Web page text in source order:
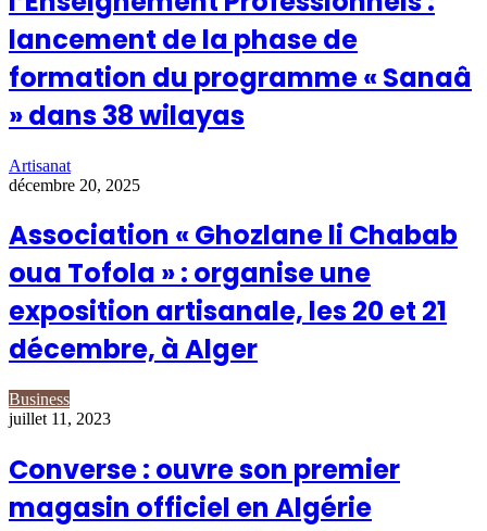
lancement de la phase de
formation du programme « Sanaâ
» dans 38 wilayas
Artisanat
décembre 20, 2025
Association « Ghozlane li Chabab
oua Tofola » : organise une
exposition artisanale, les 20 et 21
décembre, à Alger
Business
juillet 11, 2023
Converse : ouvre son premier
magasin officiel en Algérie